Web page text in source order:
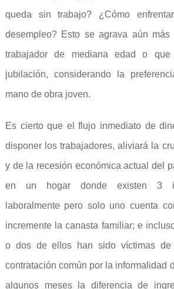
queda sin trabajo? ¿Cómo
desempleo? Esto se agrava aún
trabajador de mediana edad o
jubilación, considerando la
mano de obra joven.
Es cierto que el flujo inmediato de
disponer los trabajadores, aliviará la
y de la recesión económica actual del
en un hogar donde existen 3
laboralmente pero solo uno cuenta
incremente la canasta familiar; e
o dos de ellos han sido víctimas de
contratación común por la informalidad
algunos meses la diferencia de